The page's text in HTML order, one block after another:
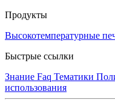
Продукты
Высокотемпературные
Быстрые ссылки
Знание Faq Тематики
использования